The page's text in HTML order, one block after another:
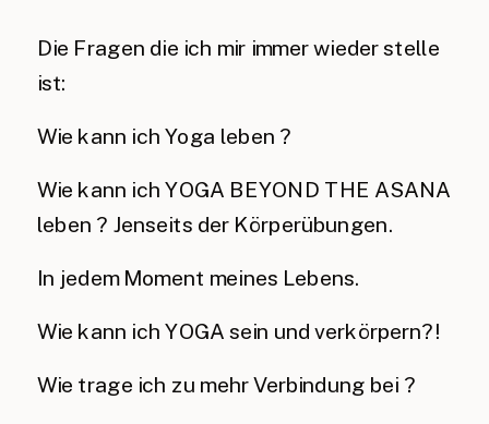
Die Fragen die ich mir immer wieder stelle
ist:
Wie kann ich Yoga leben ?
Wie kann ich YOGA BEYOND THE ASANA
leben ? Jenseits der Körperübungen.
In jedem Moment meines Lebens.
Wie kann ich YOGA sein und verkörpern?!
Wie trage ich zu mehr Verbindung bei ?